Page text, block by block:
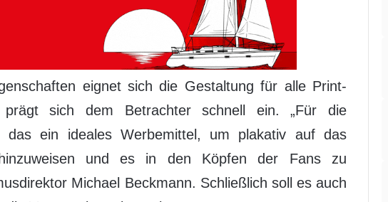
eignet sich die Gestaltung für alle Print-
prägt sich dem Betrachter schnell ein. „Für die
das ein ideales Werbemittel, um plakativ auf das
und es in den Köpfen der Fans zu
Michael Beckmann. Schließlich soll es auch